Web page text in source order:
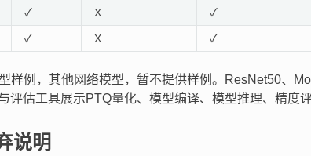
✓ X ✓
✓ X ✓
样例，其他网络模型，暂不提供样例。ResNet50、
评估工具展示PTQ量化、模型编译、模型推理、精度
说明